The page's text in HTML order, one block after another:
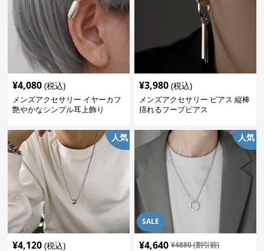
¥4,080 (税込)
メンズアクセサリー イヤーカフ
艶やかなシンプル耳上飾り
¥3,980 (税込)
メンズアクセサリー ピアス 縦棒
揺れるフープピアス
人気
¥4,120 (税込)
SALE
人気
¥4,640 ¥4880(割引前)